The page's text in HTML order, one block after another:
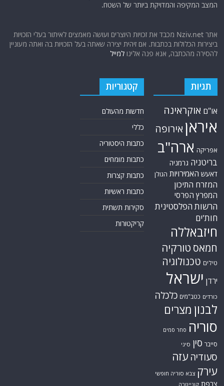
המצב המקיפה והמדויקת ביותר של השטח.
אתר Nziv.net מכבד את זכויות היוצרים ועושה מאמצים לאיתור בעלי הזכויות
ביצירות הכלולות בכתבות. אם זיהית יצירה שאתה בעל הזכויות בה ואתה מעוניין
להסירה מהכתבה, אנא פנה אלינולמייל
תגיות
או"ם אוקראינה
איראן אירופה
אפריקה ארה"ב
בריטניה גרמניה
דאעש האמירויות הגולן
המזרח התיכון
המפרץ הפרסי
הרשות הפלסטינית
חות'ים
חיזבאללה
חמאס טורקיה
טילים טכנולוגיה
ירדן ישראל
כורדים כטב"מים כלכלה
לבנון מצרים
סוריה סחר סמים
סייבר סין סיני
סעודיה עזה
עירק צבא סוריה חופשי
צרפת קונייטרה
קטגוריות
חדשות מהעולם
כללי
כתבות היסטוריה
כתבות מומחים
כתבות קצרות
כתבות ראשיות
סקירות תשתית
קריקטורות